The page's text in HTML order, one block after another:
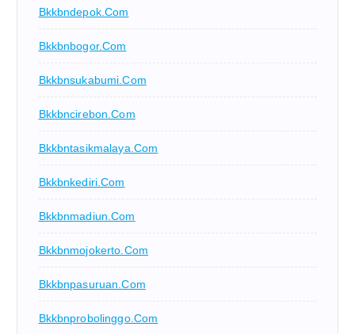
Bkkbndepok.com
Bkkbnbogor.com
Bkkbnsukabumi.com
Bkkbncirebon.com
Bkkbntasikmalaya.com
Bkkbnkediri.com
Bkkbnmadiun.com
Bkkbnmojokerto.com
Bkkbnpasuruan.com
Bkkbnprobolinggo.com